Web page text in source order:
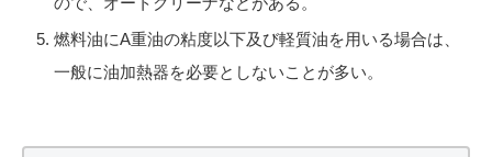
燃料油にA重油の粘度以下及び軽質油を用いる場合は、
一般に油加熱器を必要としないことが多い。